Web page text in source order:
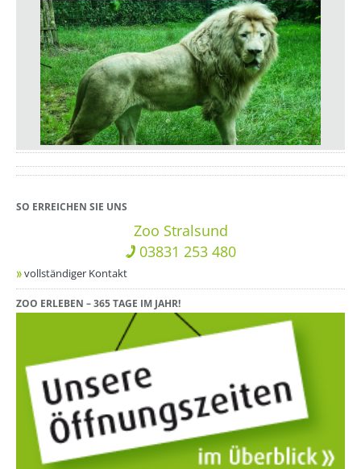
??? absaetzeUnten[1]/titel ???
SO ERREICHEN SIE UNS
Zoo Stralsund
03831 253 480
vollständiger Kontakt
ZOO ERLEBEN – 365 TAGE IM JAHR!